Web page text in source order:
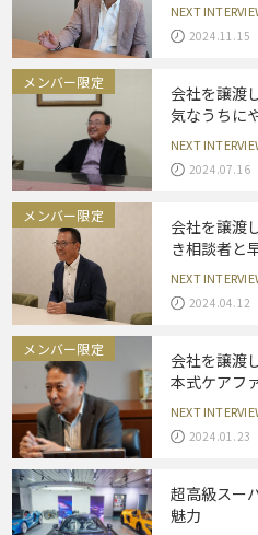
NEXT
2024.11.15
メンバー限定
会社を譲渡
気なうちに
NEXT
2024.07.16
メンバー限定
会社を譲渡
き相談者と
NEXT
2024.04.12
メンバー限定
会社を譲渡
本式ケアフ
NEXT
2024.01.23
超高級スー
魅力